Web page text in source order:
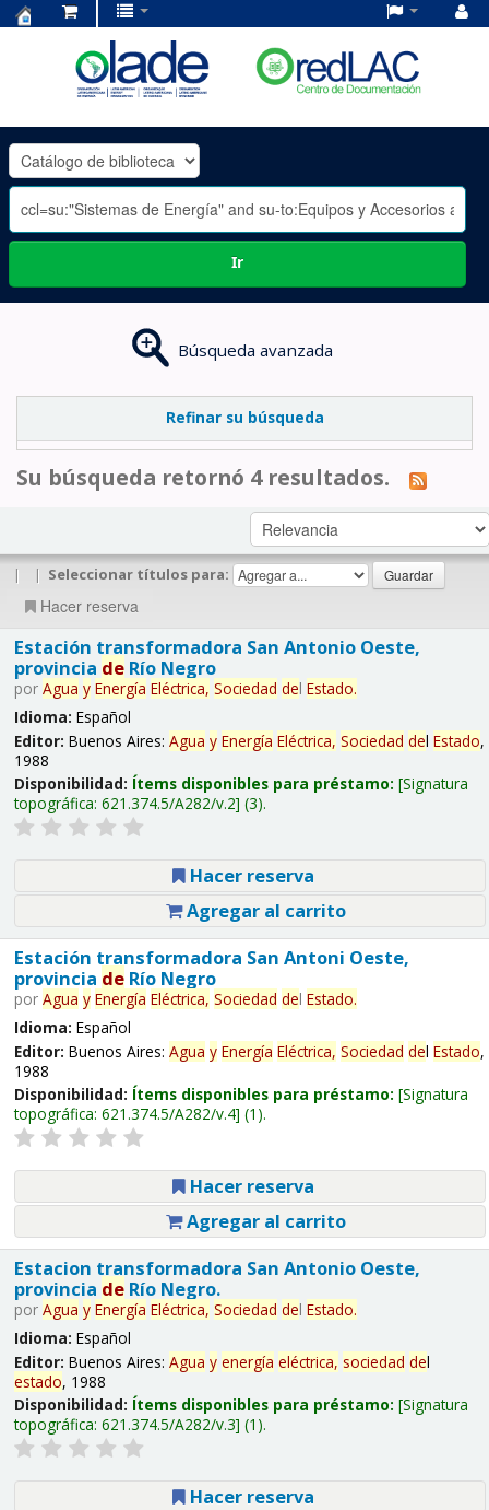
OLADE
-
Ir
Búsqueda avanzada
Refinar su búsqueda
Su búsqueda retornó 4 resultados.
| | Seleccionar títulos para:
Hacer reserva
Estación transformadora San Antonio Oeste,
provincia deRío Negro
por Agua y Energía Eléctrica, Sociedad del Estado.
Idioma: Español
Editor: Buenos Aires: Agua y Energía Eléctrica, Sociedad del Estado,
1988
Disponibilidad: Ítems disponibles para préstamo: Signatura
topográfica: 621.374.5/A282/v.2 (3).
Hacer reserva
Agregar al carrito
Estación transformadora San Antoni Oeste,
provincia deRío Negro
por Agua y Energía Eléctrica, Sociedad del Estado.
Idioma: Español
Editor: Buenos Aires: Agua y Energía Eléctrica, Sociedad del Estado,
1988
Disponibilidad: Ítems disponibles para préstamo: Signatura
topográfica: 621.374.5/A282/v.4 (1).
Hacer reserva
Agregar al carrito
Estacion transformadora San Antonio Oeste,
provincia deRío Negro.
por Agua y Energía Eléctrica, Sociedad del Estado.
Idioma: Español
Editor: Buenos Aires: Agua y energía eléctrica, sociedad del
estado, 1988
Disponibilidad: Ítems disponibles para préstamo: Signatura
topográfica: 621.374.5/A282/v.3 (1).
Hacer reserva